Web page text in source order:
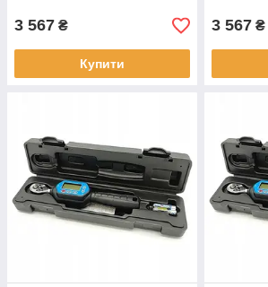
3 567 ₴
Купити
3 567 ₴